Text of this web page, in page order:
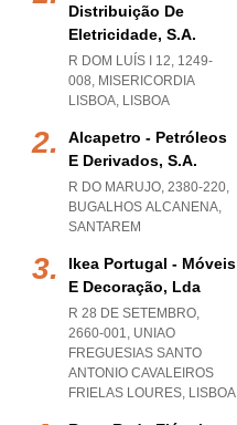
Distribuição De
Eletricidade, S.a.
R DOM LUÍS I 12, 1249-
008, MISERICORDIA
LISBOA, LISBOA
Alcapetro - Petróleos
E Derivados, S.a.
R DO MARUJO, 2380-220,
BUGALHOS ALCANENA,
SANTAREM
Ikea Portugal - Móveis
E Decoração, Lda
R 28 DE SETEMBRO,
2660-001, UNIAO
FREGUESIAS SANTO
ANTONIO CAVALEIROS
FRIELAS LOURES, LISBOA